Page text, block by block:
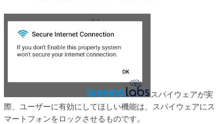
スパイウェアが実
際、ユーザーに有効にしてほしい機能は、スパイウェアにス
マートフォンをロックさせるものです。